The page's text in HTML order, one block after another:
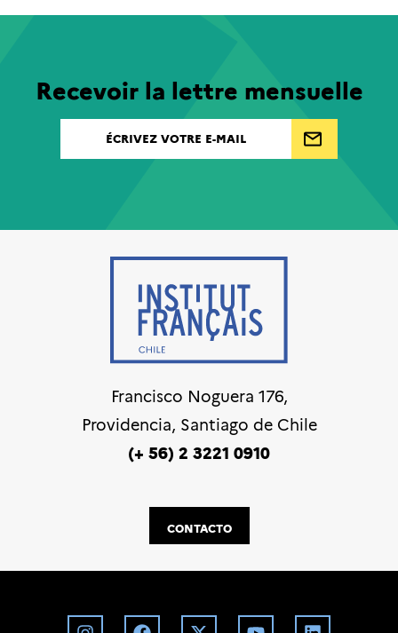
Recevoir la lettre mensuelle
Francisco Noguera 176,
Providencia, Santiago de Chile
(+ 56) 2 3221 0910
CONTACTO